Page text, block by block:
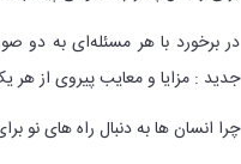
در برخورد با هر مسئله‌ای به دو
جدید : مزایا و معایب پیروی از
چرا انسان ها به دنبال راه های نو